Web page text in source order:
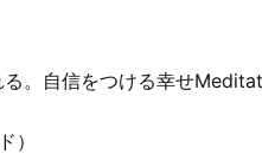
。自信をつける幸せ
）